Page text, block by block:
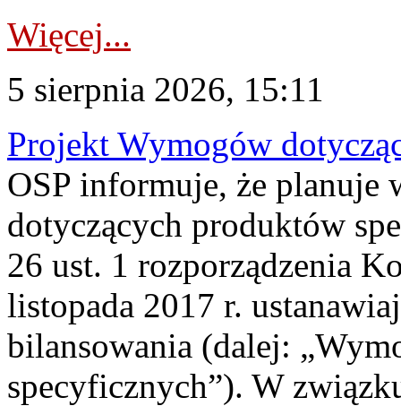
Więcej...
5 sierpnia 2026, 15:11
Projekt Wymogów
OSP informuje, że planuje
dotyczących produktów
26 ust. 1 rozporządzenia
listopada 2017 r.
bilansowania (dalej:
specyficznych”). W